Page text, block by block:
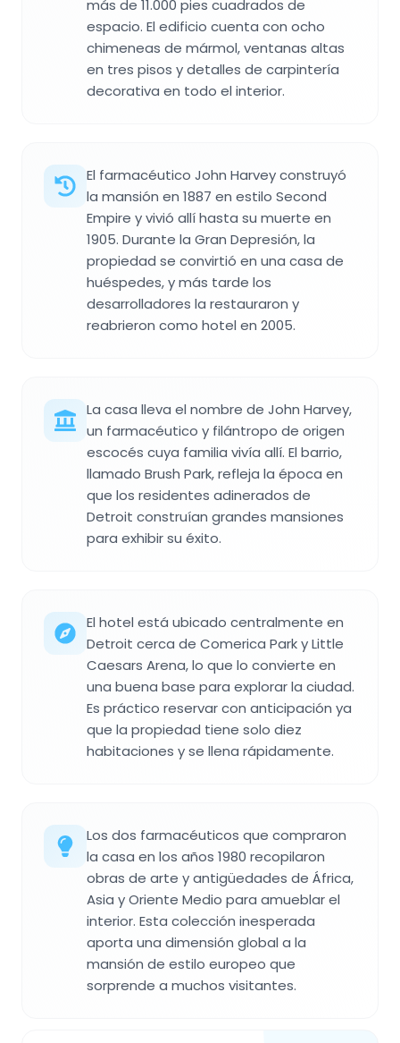
más de 11.000 pies cuadrados de
espacio. El edificio cuenta con ocho
chimeneas de mármol, ventanas altas
en tres pisos y detalles de carpintería
decorativa en todo el interior.
El farmacéutico John Harvey construyó
la mansión en 1887 en estilo Second
Empire y vivió allí hasta su muerte en
1905. Durante la Gran Depresión, la
propiedad se convirtió en una casa de
huéspedes, y más tarde los
desarrolladores la restauraron y
reabrieron como hotel en 2005.
La casa lleva el nombre de John Harvey,
un farmacéutico y filántropo de origen
escocés cuya familia vivía allí. El barrio,
llamado Brush Park, refleja la época en
que los residentes adinerados de
Detroit construían grandes mansiones
para exhibir su éxito.
El hotel está ubicado centralmente en
Detroit cerca de Comerica Park y Little
Caesars Arena, lo que lo convierte en
una buena base para explorar la ciudad.
Es práctico reservar con anticipación ya
que la propiedad tiene solo diez
habitaciones y se llena rápidamente.
Los dos farmacéuticos que compraron
la casa en los años 1980 recopilaron
obras de arte y antigüedades de África,
Asia y Oriente Medio para amueblar el
interior. Esta colección inesperada
aporta una dimensión global a la
mansión de estilo europeo que
sorprende a muchos visitantes.